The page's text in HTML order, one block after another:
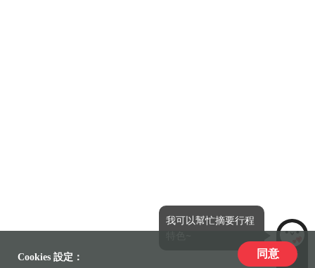
LiLi
我可以幫忙摘要行程
Cookies 設定： 同意